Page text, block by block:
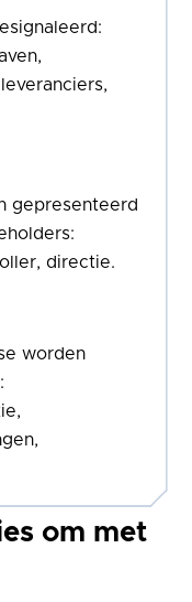
gepresenteerd
directie.
worden
om met